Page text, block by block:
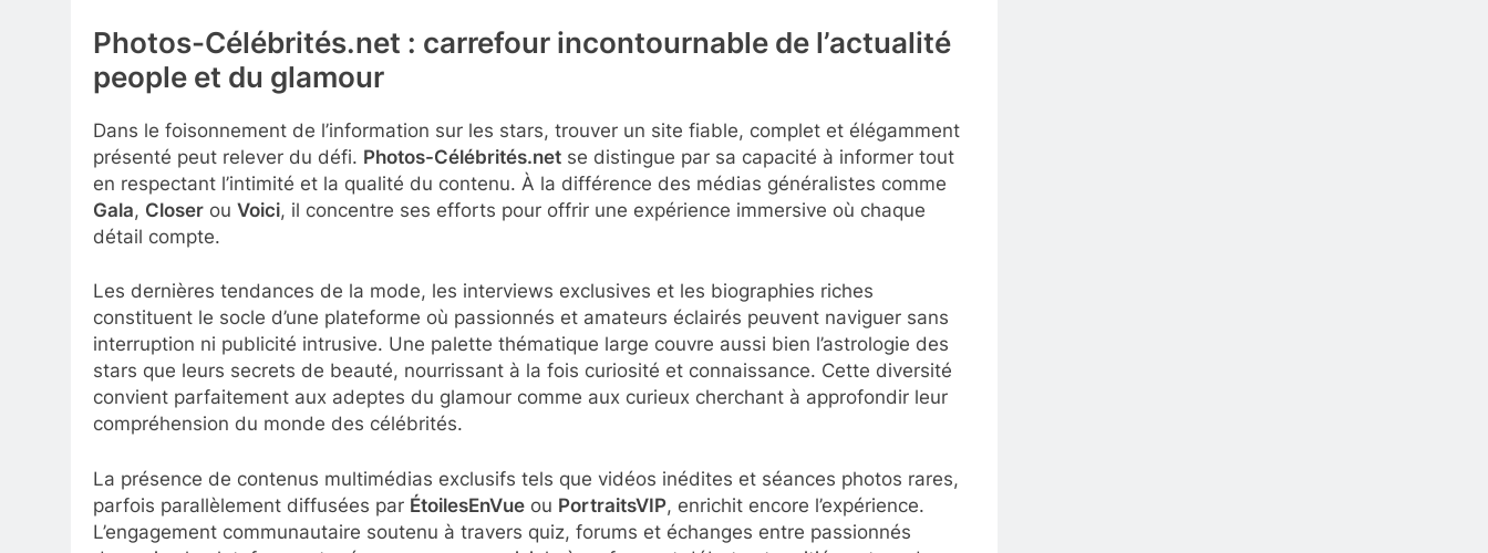
Photos-Célébrités.net : carrefour incontournable de l’actualité
people et du glamour
Dans le foisonnement de l’information sur les stars, trouver un site fiable, complet et élégamment
présenté peut relever du défi. Photos-Célébrités.net se distingue par sa capacité à informer tout
en respectant l’intimité et la qualité du contenu. À la différence des médias généralistes comme
Gala, Closer ou Voici, il concentre ses efforts pour offrir une expérience immersive où chaque
détail compte.
Les dernières tendances de la mode, les interviews exclusives et les biographies riches
constituent le socle d’une plateforme où passionnés et amateurs éclairés peuvent naviguer sans
interruption ni publicité intrusive. Une palette thématique large couvre aussi bien l’astrologie des
stars que leurs secrets de beauté, nourrissant à la fois curiosité et connaissance. Cette diversité
convient parfaitement aux adeptes du glamour comme aux curieux cherchant à approfondir leur
compréhension du monde des célébrités.
La présence de contenus multimédias exclusifs tels que vidéos inédites et séances photos rares,
parfois parallèlement diffusées par ÉtoilesEnVue ou PortraitsVIP, enrichit encore l’expérience.
L’engagement communautaire soutenu à travers quiz, forums et échanges entre passionnés